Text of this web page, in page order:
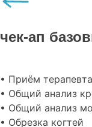
чек-ап
• Приём терапевта
• Общий анализ
• Общий анализ
• Обрезка когтей